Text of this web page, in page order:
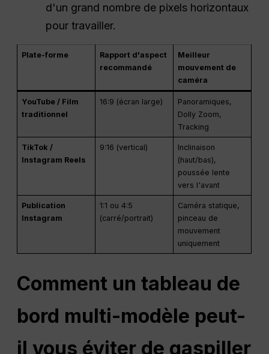
d'un grand nombre de pixels horizontaux
pour travailler.
Plate-forme
Rapport d'aspect
recommandé
Meilleur
mouvement de
caméra
YouTube / Film
traditionnel
16:9 (écran large)
Panoramiques,
Dolly Zoom,
Tracking
TikTok /
Instagram Reels
9:16 (vertical)
Inclinaison
(haut/bas),
poussée lente
vers l'avant
Publication
Instagram
1:1 ou 4:5
(carré/portrait)
Caméra statique,
pinceau de
mouvement
uniquement
Comment un tableau de
bord multi-modèle peut-
il vous éviter de gaspiller